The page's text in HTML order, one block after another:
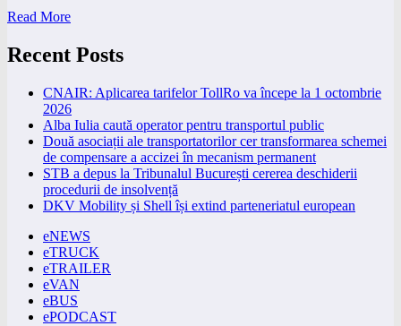
Read More
Recent Posts
CNAIR: Aplicarea tarifelor TollRo va începe la 1 octombrie
2026
Alba Iulia caută operator pentru transportul public
Două asociații ale transportatorilor cer transformarea schemei
de compensare a accizei în mecanism permanent
STB a depus la Tribunalul București cererea deschiderii
procedurii de insolvență
DKV Mobility și Shell își extind parteneriatul european
eNEWS
eTRUCK
eTRAILER
eVAN
eBUS
ePODCAST